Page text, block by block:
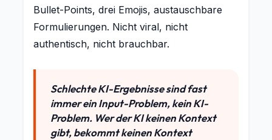
Bullet-Points, drei Emojis, austauschbare
Formulierungen. Nicht viral, nicht
authentisch, nicht brauchbar.
Schlechte KI-Ergebnisse sind fast
immer ein Input-Problem, kein KI-
Problem. Wer der KI keinen Kontext
gibt, bekommt keinen Kontext